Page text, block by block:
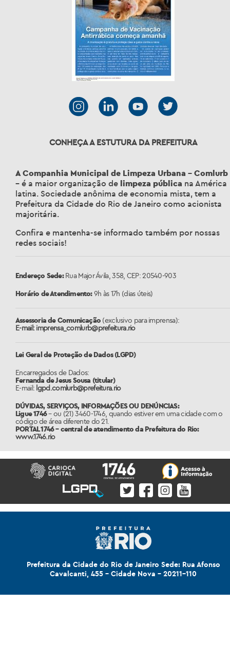
CONHEÇA A ESTUTURA DA PREFEITURA
A Companhia Municipal de Limpeza Urbana – Comlurb
– é a maior organização de limpeza pública na América
latina. Sociedade anônima de economia mista, tem a
Prefeitura da Cidade do Rio de Janeiro como acionista
majoritária.
Confira e mantenha-se informado também por nossas
redes sociais!
Endereço Sede:Rua Major Ávila, 358, CEP: 20540-903
Horário de Atendimento:9h às 17h (dias úteis)
Assessoria de Comunicação (exclusivo para imprensa):
E-mail: imprensa_comlurb@prefeitura.rio
Lei Geral de Proteção de Dados (LGPD)
Encarregados de Dados:
Fernanda de Jesus Sousa (titular)
E-mail: lgpd.comlurb@prefeitura.rio
DÚVIDAS, SERVIÇOS, INFORMAÇÕES OU DENÚNCIAS:
Ligue 1746– ou (21) 3460-1746, quando estiver em uma cidade com o
código de área diferente do 21.
PORTAL 1746 – central de atendimento da Prefeitura do Rio:
www.1746.rio
Prefeitura da Cidade do Rio de Janeiro Sede: Rua Afonso
Cavalcanti, 455 - Cidade Nova - 20211-110